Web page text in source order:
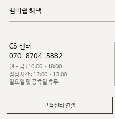
멤버쉽 혜택
CS 센터
070-8704-5882
월 - 금 : 10:00 ~ 18:00
점심시간 : 12:00 ~ 13:00
일요일 및 공휴일 휴무
고객센터 연결